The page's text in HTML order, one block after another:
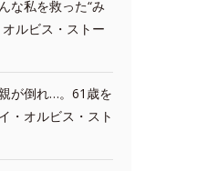
な私を救った“み
ルビス・ストー
が倒れ…。61歳を
・オルビス・スト